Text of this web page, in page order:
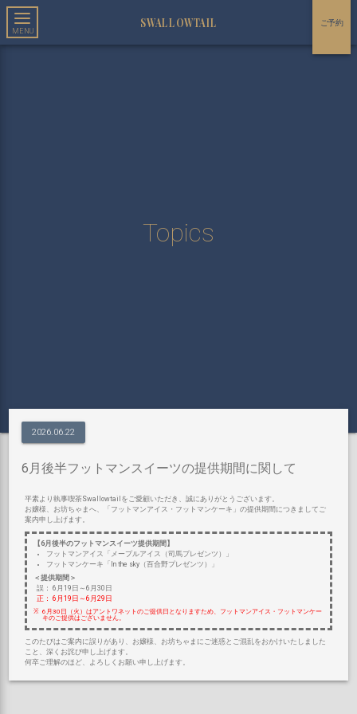
SWALLOWTAIL ご予約
Topics
2026.06.22
6月後半フットマンスイーツの提供期間に関して
平素より執事喫茶Swallowtailをご愛顧いただき、誠にありがとうございます。
お嬢様、お坊ちゃまへ、「フットマンアイス・フットマンケーキ」の提供期間につきましてご
案内申し上げます。
【6月後半のフットマンスイーツ提供期間】
フットマンアイス「メープルアイス（司馬プレゼンツ）」
フットマンケーキ「In the sky（百合野プレゼンツ）」
＜提供期間＞
誤： 6月19日～6月30日
正： 6月19日～6月29日
6月30日（火）はアントワネットのご提供日となりますため、フットマンアイス・フットマンケー
キのご提供はございません。
このたびはご案内に誤りがあり、お嬢様、お坊ちゃまにご迷惑とご混乱をおかけいたしました
こと、深くお詫び申し上げます。
何卒ご理解のほど、よろしくお願い申し上げます。